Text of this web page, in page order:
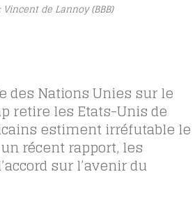
de Lannoy (BBB)
des Nations Unies sur le
retire les Etats-Unis de
estiment irréfutable le
récent rapport, les
sur l’avenir du